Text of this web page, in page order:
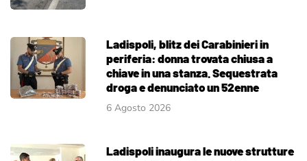
Ladispoli, blitz dei Carabinieri in
periferia: donna trovata chiusa a
chiave in una stanza. Sequestrata
droga e denunciato un 52enne
6 Agosto 2026
Ladispoli inaugura le nuove strutture